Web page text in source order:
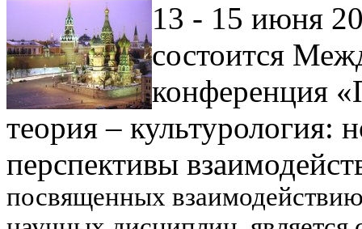
13 - 15 июня
состоится
конференция
теория – культурология:
перспективы
посвященных